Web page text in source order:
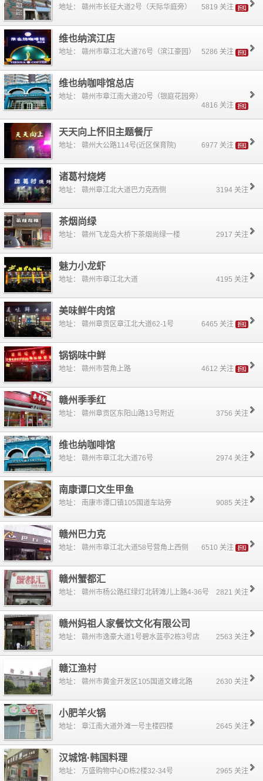
地址： 赣州市长征大道2号（天际华庭旁） 5819 关注
维也纳滨江店
地址： 赣州市章江北大道76号（滨江豪园） 5286 关注
维也纳咖啡馆总店
地址： 赣州市章江南大道20号（银庭花园旁）
4816 关注
天天向上怀旧主题餐厅
地址： 赣州大公路114号(近区保育院) 6977 关注
诸葛村烧烤
地址： 赣州章江北大道巴力克西侧 3194 关注
茶烟尚绿
地址： 赣州飞龙岛大桥下茶烟尚绿一楼 2917 关注
魅力小龙虾
地址： 赣州市章江北大道 4195 关注
美味鲜牛肉馆
地址： 赣州章贡区章江北大道62-1号 6465 关注
锅锅味中鲜
地址： 赣州市营角上路 4612 关注
赣州季季红
地址： 赣州章贡区东阳山路13号附近 3756 关注
维也纳咖啡馆
地址： 赣州市章江北大道76号 2974 关注
南康谭口文生甲鱼
地址： 南康市谭口镇105国道车站旁 9085 关注
赣州巴力克
地址： 赣州市章江北大道58号营角上西侧 6510 关注
赣州蟹都汇
地址： 赣州市杨公路红绿灯北转滩儿上路4-36号 2821 关注
赣州妈祖人家餐饮文化有限公司
地址： 赣州市逸豪大道1号碧水蓝亭2栋3号店 2563 关注
赣江渔村
地址： 赣州市黄金开发区105国道文峰北路 2630 关注
小肥羊火锅
地址： 章江南大道外滩一号主楼四楼 2645 关注
汉城馆·韩国料理
地址： 万盛购物中心D栋2楼32-34号 2965 关注